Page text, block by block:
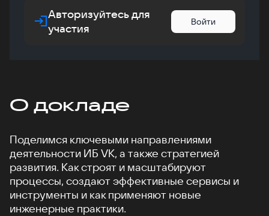
Авторизуйтесь для
участия
Войти
О докладе
Поделимся ключевыми направлениями
деятельности ИБ VK, а также стратегией
развития. Как строят и масштабируют
процессы, создают эффективные сервисы и
инструменты и как применяют новые
инженерные практики.